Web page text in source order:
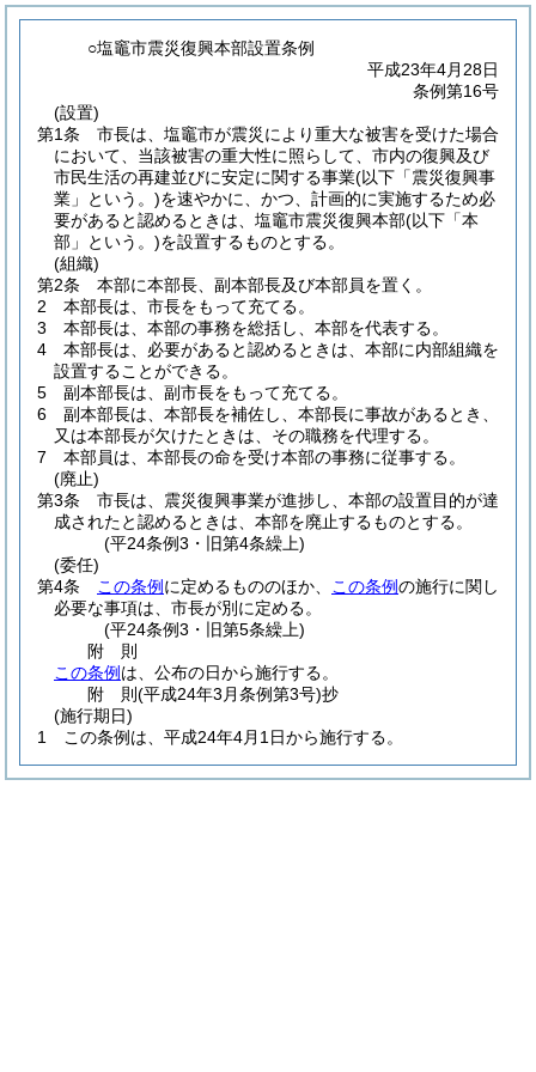
○塩竈市震災復興本部設置条例
平成23年4月28日
条例第16号
(設置)
第1条
市長は、塩竈市が震災により重大な被害を受けた場合
において、当該被害の重大性に照らして、市内の復興及び
市民生活の再建並びに安定に関する事業(以下「震災復興事
業」という。)を速やかに、かつ、計画的に実施するため必
要があると認めるときは、塩竈市震災復興本部(以下「本
部」という。)を設置するものとする。
(組織)
第2条
本部に本部長、副本部長及び本部員を置く。
2
本部長は、市長をもって充てる。
3
本部長は、本部の事務を総括し、本部を代表する。
4
本部長は、必要があると認めるときは、本部に内部組織を
設置することができる。
5
副本部長は、副市長をもって充てる。
6
副本部長は、本部長を補佐し、本部長に事故があるとき、
又は本部長が欠けたときは、その職務を代理する。
7
本部員は、本部長の命を受け本部の事務に従事する。
(廃止)
第3条
市長は、震災復興事業が進捗し、本部の設置目的が達
成されたと認めるときは、本部を廃止するものとする。
(平24条例3・旧第4条繰上)
(委任)
第4条
この条例 に定めるもののほか、 この条例の施行に関し
必要な事項は、市長が別に定める。
(平24条例3・旧第5条繰上)
附 則
この条例 は、公布の日から施行する。
附 則(平成24年3月条例第3号)抄
(施行期日)
1
この条例は、平成24年4月1日から施行する。